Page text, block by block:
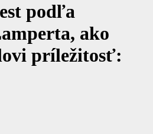
podľa
ako
príležitosť: